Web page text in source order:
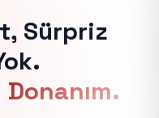
Sürpriz